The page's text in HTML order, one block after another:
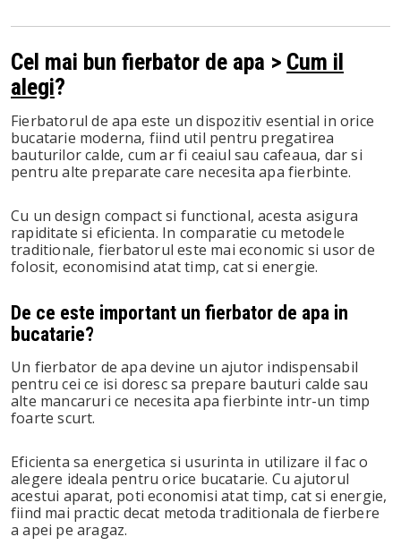
Cel mai bun fierbator de apa > Cum il
alegi?
Fierbatorul de apa este un dispozitiv esential in orice
bucatarie moderna, fiind util pentru pregatirea
bauturilor calde, cum ar fi ceaiul sau cafeaua, dar si
pentru alte preparate care necesita apa fierbinte.
Cu un design compact si functional, acesta asigura
rapiditate si eficienta. In comparatie cu metodele
traditionale, fierbatorul este mai economic si usor de
folosit, economisind atat timp, cat si energie.
De ce este important un fierbator de apa in
bucatarie?
Un fierbator de apa devine un ajutor indispensabil
pentru cei ce isi doresc sa prepare bauturi calde sau
alte mancaruri ce necesita apa fierbinte intr-un timp
foarte scurt.
Eficienta sa energetica si usurinta in utilizare il fac o
alegere ideala pentru orice bucatarie. Cu ajutorul
acestui aparat, poti economisi atat timp, cat si energie,
fiind mai practic decat metoda traditionala de fierbere
a apei pe aragaz.